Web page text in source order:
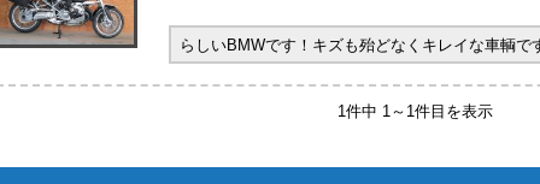
らしいBMWです！キズも殆どなくキレイな車輌で
1件中 1～1件目を表示